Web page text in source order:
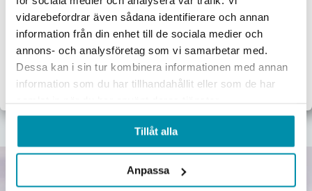
vidarebefordrar även sådana identifierare och annan
information från din enhet till de sociala medier och
annons- och analysföretag som vi samarbetar med.
Dessa kan i sin tur kombinera informationen med annan
information som du har tillhandahållit eller som de har
Tillåt alla
Anpassa
Verktyg Maskiner Förbrukningsvaror Mätinstrument
Garage & verkstad El & belysning Oljor & kem Gasol & lödning
Jag handlar som:
Företag
Exkl. moms
Privat
Inkl. moms